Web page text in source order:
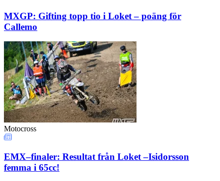
MXGP: Gifting topp tio i Loket – poäng för
Callemo
Motocross
EMX–finaler: Resultat från Loket –Isidorsson
femma i 65cc!